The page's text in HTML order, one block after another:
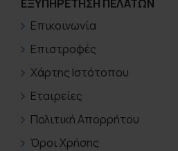
ΕΞΥΠΗΡΈΤΗΣΗ ΠΕΛΑΤΏΝ
Επικοινωνία
Επιστροφές
Χάρτης Ιστότοπου
Εταιρείες
Πολιτική Απορρήτου
Όροι Χρήσης